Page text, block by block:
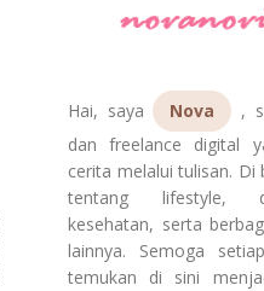
Hai, saya Nova
,
dan freelance digital
cerita melalui tulisan. Di
tentang lifestyle,
kesehatan, serta
lainnya. Semoga
temukan di sini